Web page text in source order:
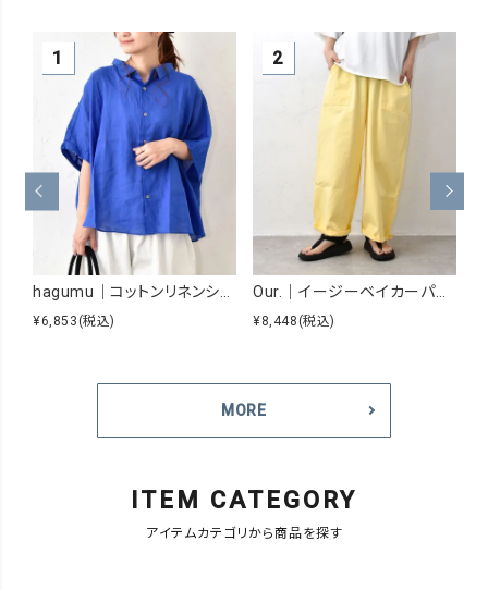
hagumu｜コットンリネンシアーシャツ [[hag-229]][C]
¥6,853 (税込)
Our.｜イージーベイカーパンツ [[Our-026]][C]
¥8,448 (税込)
MORE
ITEM CATEGORY
アイテムカテゴリから商品を探す